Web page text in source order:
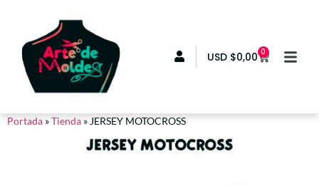
USD $0,00 0
Portada »Tienda » JERSEY MOTOCROSS